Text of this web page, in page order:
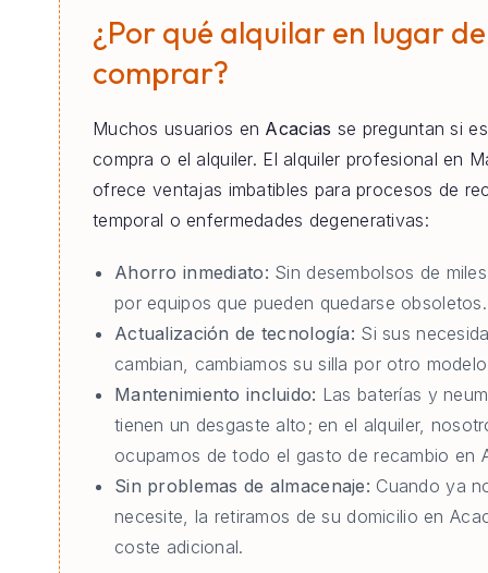
¿Por qué alquilar en lugar de
comprar?
Muchos usuarios en Acacias se preguntan si
compra o el alquiler. El alquiler profesional en
ofrece ventajas imbatibles para procesos de
temporal o enfermedades degenerativas:
Ahorro inmediato: Sin desembolsos de
por equipos que pueden quedarse obsoletos.
Actualización de tecnología: Si sus
cambian, cambiamos su silla por otro
Mantenimiento incluido: Las baterías y
tienen un desgaste alto; en el alquiler,
ocupamos de todo el gasto de recambio en
Sin problemas de almacenaje: Cuando ya
necesite, la retiramos de su domicilio en
coste adicional.